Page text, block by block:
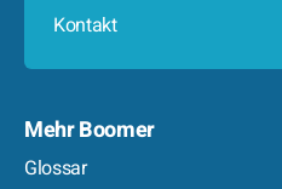
Kontakt
Mehr Boomer
Glossar